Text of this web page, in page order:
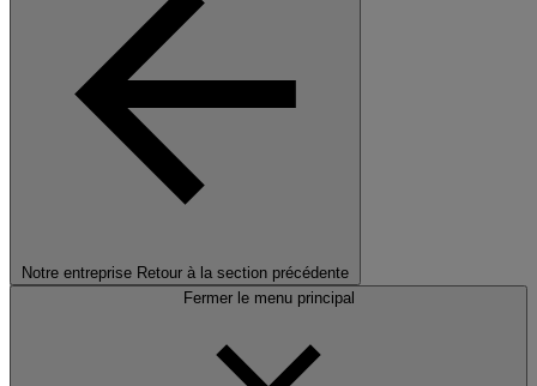
Notre entreprise Retour à la section précédente
Fermer le menu principal